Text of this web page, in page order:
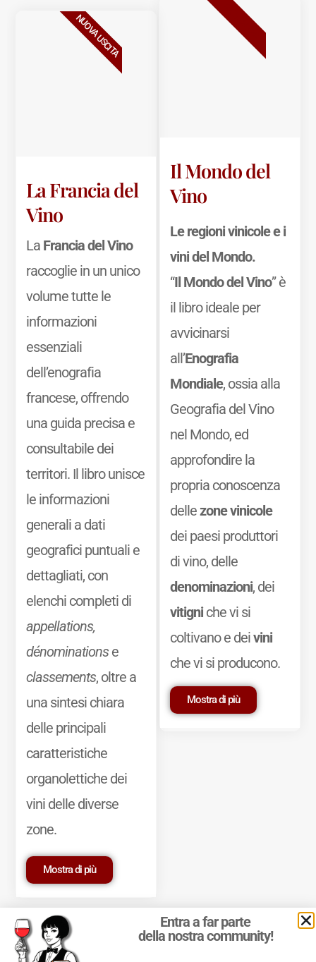
La Francia del
Vino
La Francia del Vino
raccoglie in un unico
volume tutte le
informazioni
essenziali
dell’enografia
francese, offrendo
una guida precisa e
consultabile dei
territori. Il libro unisce
le informazioni
generali a dati
geografici puntuali e
dettagliati, con
elenchi completi di
appellations,
dénominationse
classements, oltre a
una sintesi chiara
delle principali
caratteristiche
organolettiche dei
vini delle diverse
zone.
Mostra di più
NUOVA USCITA
Il Mondo del
Vino
Le regioni vinicole e i
vini del Mondo.
“Il Mondo del Vino” è
il libro ideale per
avvicinarsi
all’Enografia
Mondiale, ossia alla
Geografia del Vino
nel Mondo, ed
approfondire la
propria conoscenza
dellezone vinicole
dei paesi produttori
di vino, delle
denominazioni, dei
vitigniche vi si
coltivano e deivini
che vi si producono.
Mostra di più
BESTSELLER
Entra a far parte
della nostra community!